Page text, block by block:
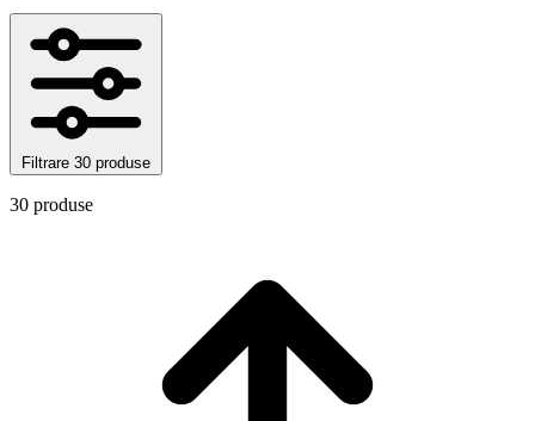
Filtrare 30 produse
30 produse